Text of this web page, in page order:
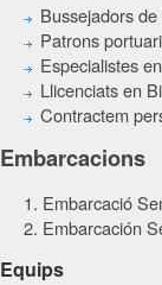
Bussejadors
Patrons
Especialistes
Llicenciats en
Contractem
Embarcacions
Embarcació
Embarcación
Equips